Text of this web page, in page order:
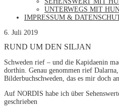
UNTERWEGS MIT
IMPRESSUM &
6. Juli 2019
RUND UM DEN SILJAN
Schweden rief – und die Kapidaenin
dorthin. Genau genommen rief
Bilderbuchschweden, das es mir doch
Auf NORDIS habe ich über
geschrieben